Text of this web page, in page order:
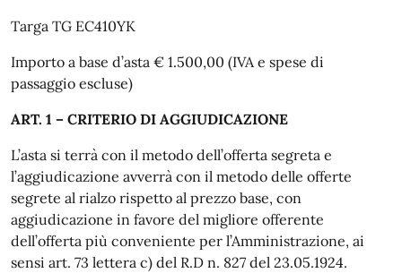
Targa TG EC410YK
Importo a base d’asta € 1.500,00 (IVA e spese di
passaggio escluse)
ART. 1 – CRITERIO DI AGGIUDICAZIONE
L’asta si terrà con il metodo dell’offerta segreta e
l’aggiudicazione avverrà con il metodo delle offerte
segrete al rialzo rispetto al prezzo base, con
aggiudicazione in favore del migliore offerente
dell’offerta più conveniente per l’Amministrazione, ai
sensi art. 73 lettera c) del R.D n. 827 del 23.05.1924.